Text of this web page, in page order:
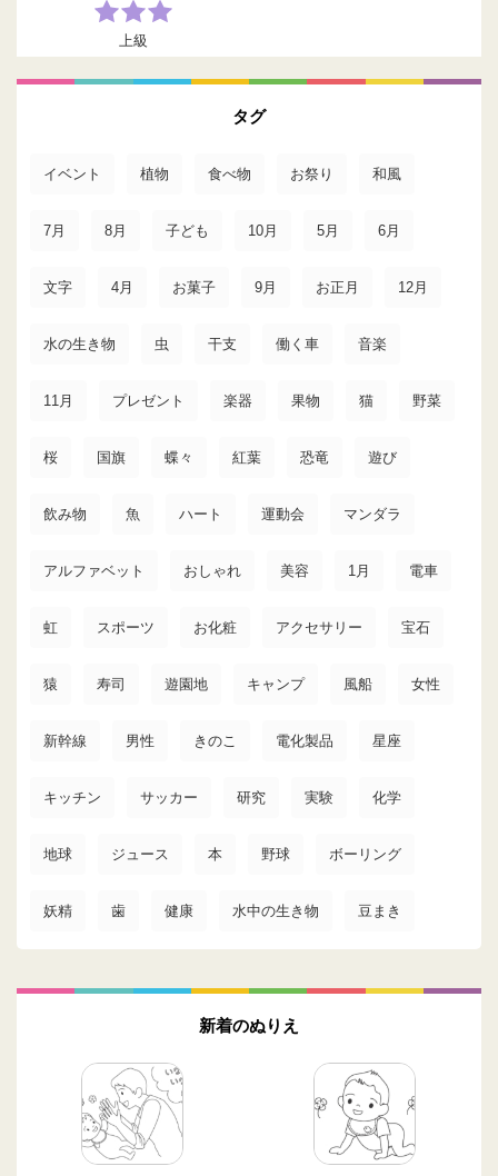
上級
タグ
イベント 植物 食べ物 お祭り 和風
7月 8月 子ども 10月 5月 6月
文字 4月 お菓子 9月 お正月 12月
水の生き物 虫 干支 働く車 音楽
11月 プレゼント 楽器 果物 猫 野菜
桜 国旗 蝶々 紅葉 恐竜 遊び
飲み物 魚 ハート 運動会 マンダラ
アルファベット おしゃれ 美容 1月 電車
虹 スポーツ お化粧 アクセサリー 宝石
猿 寿司 遊園地 キャンプ 風船 女性
新幹線 男性 きのこ 電化製品 星座
キッチン サッカー 研究 実験 化学
地球 ジュース 本 野球 ボーリング
妖精 歯 健康 水中の生き物 豆まき
新着のぬりえ